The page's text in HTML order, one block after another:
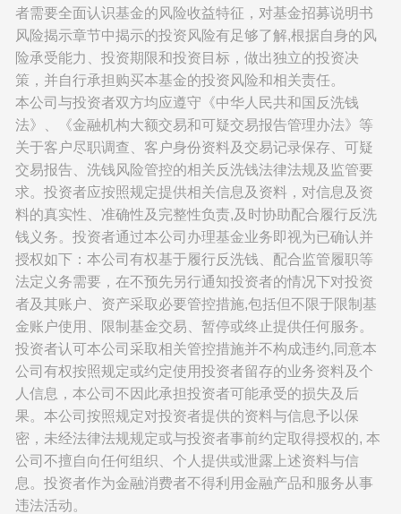
者需要全面认识基金的风险收益特征，对基金招募说明书
风险揭示章节中揭示的投资风险有足够了解,根据自身的风
险承受能力、投资期限和投资目标，做出独立的投资决
策，并自行承担购买本基金的投资风险和相关责任。
本公司与投资者双方均应遵守《中华人民共和国反洗钱
法》、《金融机构大额交易和可疑交易报告管理办法》等
关于客户尽职调查、客户身份资料及交易记录保存、可疑
交易报告、洗钱风险管控的相关反洗钱法律法规及监管要
求。投资者应按照规定提供相关信息及资料，对信息及资
料的真实性、准确性及完整性负责,及时协助配合履行反洗
钱义务。投资者通过本公司办理基金业务即视为已确认并
授权如下：本公司有权基于履行反洗钱、配合监管履职等
法定义务需要，在不预先另行通知投资者的情况下对投资
者及其账户、资产采取必要管控措施,包括但不限于限制基
金账户使用、限制基金交易、暂停或终止提供任何服务。
投资者认可本公司采取相关管控措施并不构成违约,同意本
公司有权按照规定或约定使用投资者留存的业务资料及个
人信息，本公司不因此承担投资者可能承受的损失及后
果。本公司按照规定对投资者提供的资料与信息予以保
密，未经法律法规规定或与投资者事前约定取得授权的, 本
公司不擅自向任何组织、个人提供或泄露上述资料与信
息。投资者作为金融消费者不得利用金融产品和服务从事
违法活动。